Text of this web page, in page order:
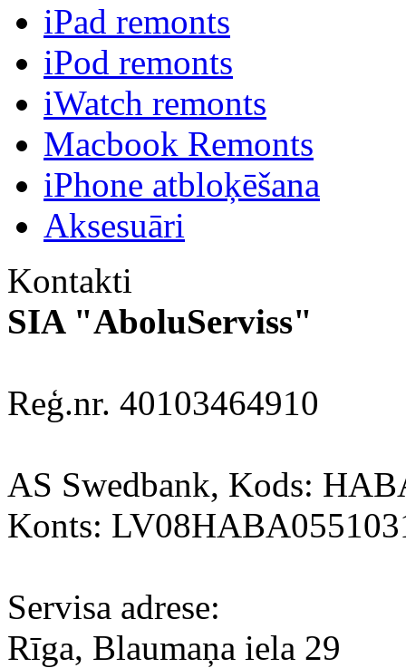
iPad remonts
iPod remonts
iWatch remonts
Macbook Remonts
iPhone atbloķēšana
Aksesuāri
Kontakti
SIA "AboluServiss"
Reģ.nr. 40103464910
AS Swedbank, Kods:
Konts:
Servisa adrese:
Rīga, Blaumaņa iela 29